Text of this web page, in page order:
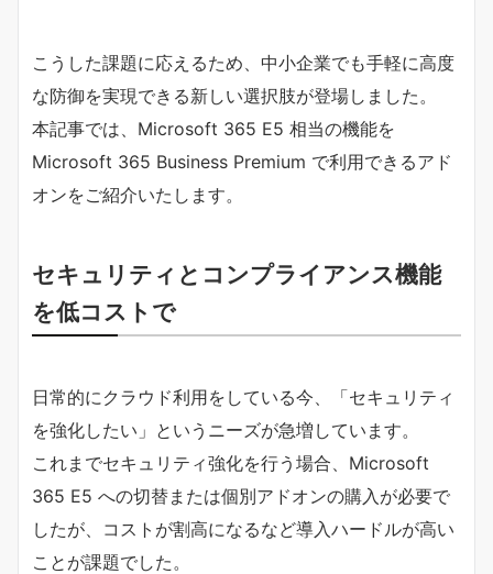
こうした課題に応えるため、中小企業でも手軽に高度
な防御を実現できる新しい選択肢が登場しました。
本記事では、Microsoft 365 E5 相当の機能を
Microsoft 365 Business Premium で利用できるアド
オンをご紹介いたします。
セキュリティとコンプライアンス機能
を低コストで
日常的にクラウド利用をしている今、「セキュリティ
を強化したい」というニーズが急増しています。
これまでセキュリティ強化を行う場合、Microsoft
365 E5 への切替または個別アドオンの購入が必要で
したが、コストが割高になるなど導入ハードルが高い
ことが課題でした。